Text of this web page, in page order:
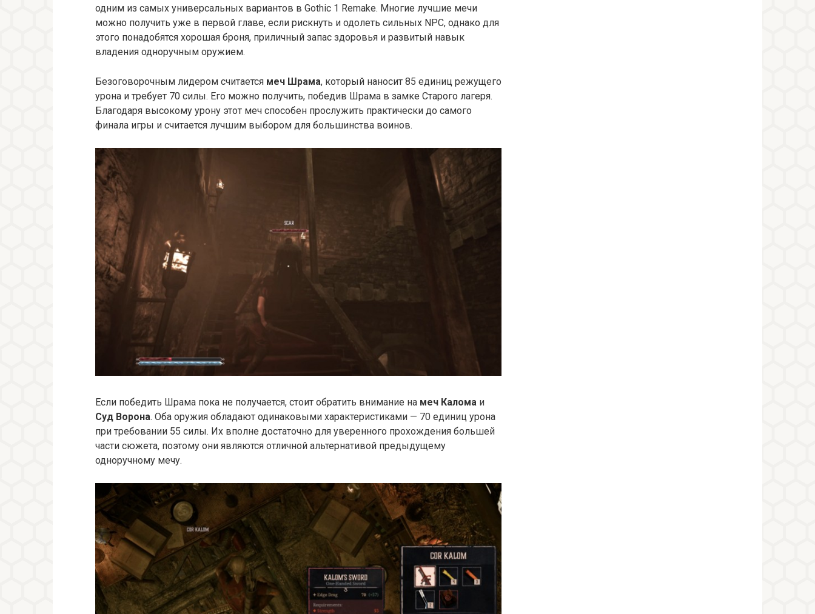
одним из самых универсальных вариантов в Gothic 1 Remake. Многие лучшие мечи
можно получить уже в первой главе, если рискнуть и одолеть сильных NPC, однако для
этого понадобятся хорошая броня, приличный запас здоровья и развитый навык
владения одноручным оружием.
Безоговорочным лидером считается меч Шрама, который наносит 85 единиц режущего
урона и требует 70 силы. Его можно получить, победив Шрама в замке Старого лагеря.
Благодаря высокому урону этот меч способен прослужить практически до самого
финала игры и считается лучшим выбором для большинства воинов.
Если победить Шрама пока не получается, стоит обратить внимание на меч Калома и
Суд Ворона. Оба оружия обладают одинаковыми характеристиками — 70 единиц урона
при требовании 55 силы. Их вполне достаточно для уверенного прохождения большей
части сюжета, поэтому они являются отличной альтернативой предыдущему
одноручному мечу.